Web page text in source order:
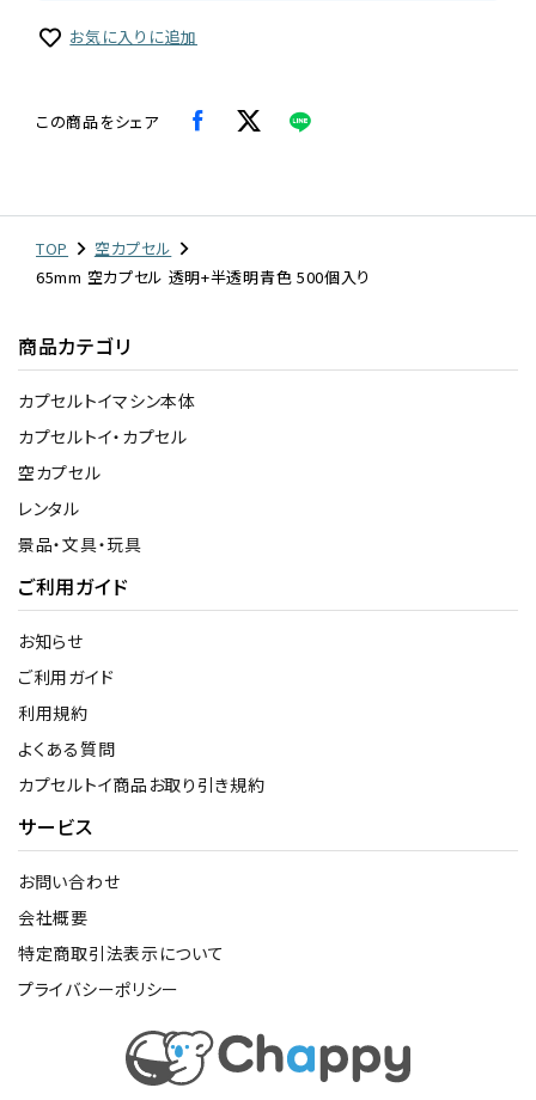
お気に入りに追加
この商品をシェア
TOP
空カプセル
65mm 空カプセル 透明+半透明青色 500個入り
商品カテゴリ
カプセルトイマシン本体
カプセルトイ・カプセル
空カプセル
レンタル
景品・文具・玩具
ご利用ガイド
お知らせ
ご利用ガイド
利用規約
よくある質問
カプセルトイ商品お取り引き規約
サービス
お問い合わせ
会社概要
特定商取引法表示について
プライバシーポリシー